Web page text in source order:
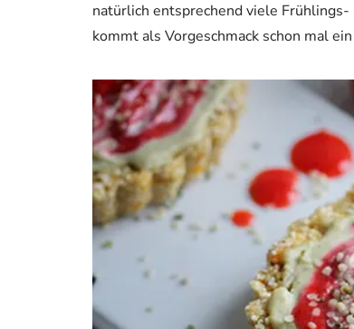
natürlich entsprechend viele
kommt als Vorgeschmack schon mal